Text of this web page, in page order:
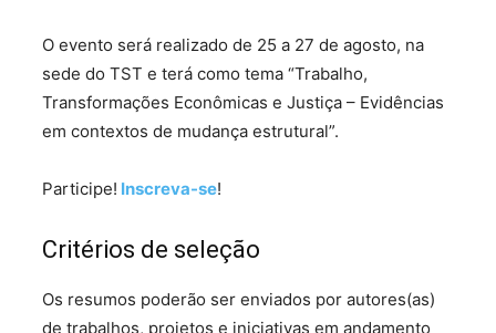
O evento será realizado de 25 a 27 de agosto, na
sede do TST e terá como tema “Trabalho,
Transformações Econômicas e Justiça – Evidências
em contextos de mudança estrutural”.
Participe! Inscreva-se!
Critérios de seleção
Os resumos poderão ser enviados por autores(as)
de trabalhos, projetos e iniciativas em andamento